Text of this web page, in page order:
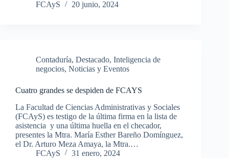
FCAyS
20 junio, 2024
Contaduría, Destacado, Inteligencia de
negocios, Noticias y Eventos
Cuatro grandes se despiden de FCAYS
La Facultad de Ciencias Administrativas y Sociales
(FCAyS) es testigo de la última firma en la lista de
asistencia y una última huella en el checador,
presentes la Mtra. María Esther Bareño Domínguez,
el Dr. Arturo Meza Amaya, la Mtra.…
FCAyS
31 enero, 2024